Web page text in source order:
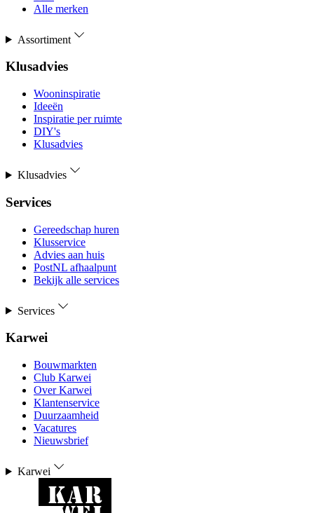
Alle merken
Assortiment
Klusadvies
Wooninspiratie
Ideeën
Inspiratie per ruimte
DIY's
Klusadvies
Klusadvies
Services
Gereedschap huren
Klusservice
Advies aan huis
PostNL afhaalpunt
Bekijk alle services
Services
Karwei
Bouwmarkten
Club Karwei
Over Karwei
Klantenservice
Duurzaamheid
Vacatures
Nieuwsbrief
Karwei